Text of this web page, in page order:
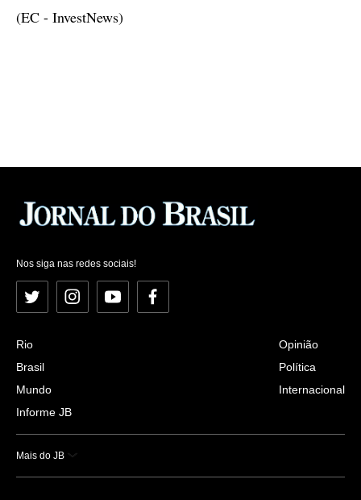
(EC - InvestNews)
Nos siga nas redes sociais!
Twitter InstagramYouTubeFacebook
Rio
Brasil
Mundo
Informe JB
Opinião
Política
Internacional
Mais do JB
Esportes